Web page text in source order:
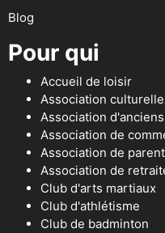
Blog
Pour qui
Accueil de loisir
Association culturelle
Association
Association de
Association de
Association de
Club d'arts martiaux
Club d'athlétisme
Club de badminton